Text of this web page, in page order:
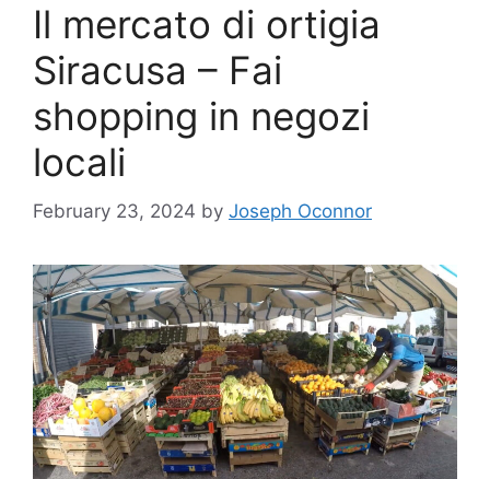
Il mercato di ortigia
Siracusa – Fai
shopping in negozi
locali
February 23, 2024 by Joseph Oconnor